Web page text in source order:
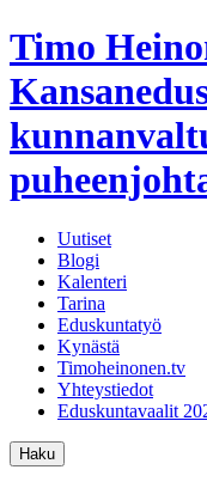
Timo
Uutiset
Blogi
Kalenteri
Tarina
Eduskuntatyö
Kynästä
Timoheinonen.tv
Yhteystiedot
Eduskuntavaalit
Haku